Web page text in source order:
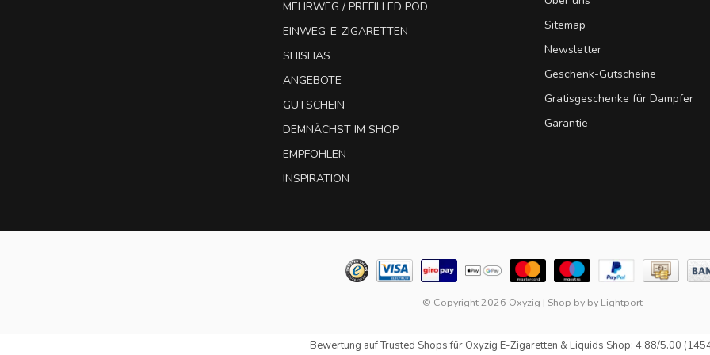
MEHRWEG / PREFILLED POD
EINWEG-E-ZIGARETTEN
SHISHAS
ANGEBOTE
GUTSCHEIN
DEMNÄCHST IM SHOP
EMPFOHLEN
INSPIRATION
Sitemap
Newsletter
Geschenk-Gutscheine
Gratisgeschenke für Dampfer
Garantie
© Copyright 2026 Oxyzig | Shop by by Lightport
Bewertung aufTrusted Shopsfür Oxyzig E-Zigaretten & Liquids Shop: 4.88/5.00